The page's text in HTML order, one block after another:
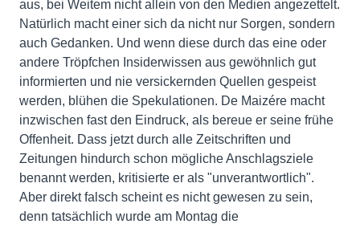
aus, bei Weitem nicht allein von den Medien angezettelt.
Natürlich macht einer sich da nicht nur Sorgen, sondern
auch Gedanken. Und wenn diese durch das eine oder
andere Tröpfchen Insiderwissen aus gewöhnlich gut
informierten und nie versickernden Quellen gespeist
werden, blühen die Spekulationen. De Maizére macht
inzwischen fast den Eindruck, als bereue er seine frühe
Offenheit. Dass jetzt durch alle Zeitschriften und
Zeitungen hindurch schon mögliche Anschlagsziele
benannt werden, kritisierte er als "unverantwortlich".
Aber direkt falsch scheint es nicht gewesen zu sein,
denn tatsächlich wurde am Montag die